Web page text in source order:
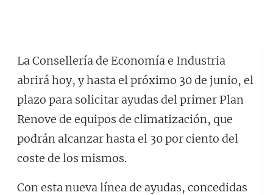
La Consellería de Economía e Industria
abrirá hoy, y hasta el próximo 30 de junio, el
plazo para solicitar ayudas del primer Plan
Renove de equipos de climatización, que
podrán alcanzar hasta el 30 por ciento del
coste de los mismos.
Con esta nueva línea de ayudas, concedidas